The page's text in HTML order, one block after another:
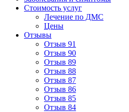
Стоимость услуг
Лечение по ДМС
Цены
Отзывы
Отзыв 91
Отзыв 90
Отзыв 89
Отзыв 88
Отзыв 87
Отзыв 86
Отзыв 85
Отзыв 84